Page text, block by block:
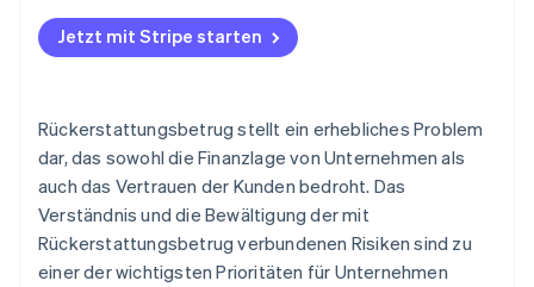
Jetzt mit Stripe starten
Rückerstattungsbetrug stellt ein erhebliches Problem
dar, das sowohl die Finanzlage von Unternehmen als
auch das Vertrauen der Kunden bedroht. Das
Verständnis und die Bewältigung der mit
Rückerstattungsbetrug verbundenen Risiken sind zu
einer der wichtigsten Prioritäten für Unternehmen